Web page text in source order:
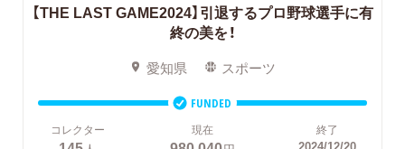
【THE LAST GAME2024】引退するプロ野球選手に有
終の美を！
愛知県 スポーツ
FUNDED
コレクター
現在 終了